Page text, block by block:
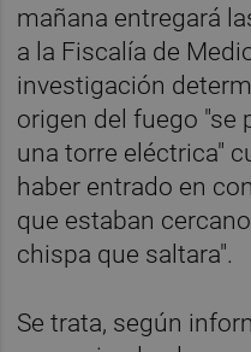
mañana entregará
a la Fiscalía de
investigación
origen del fuego "se
una torre eléctrica"
haber entrado en
que estaban
chispa que saltara".
Se trata, según